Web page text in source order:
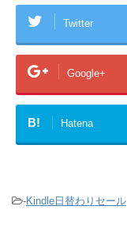
Twitter
Google+
B! Hatena
-Kindle日替わりセール